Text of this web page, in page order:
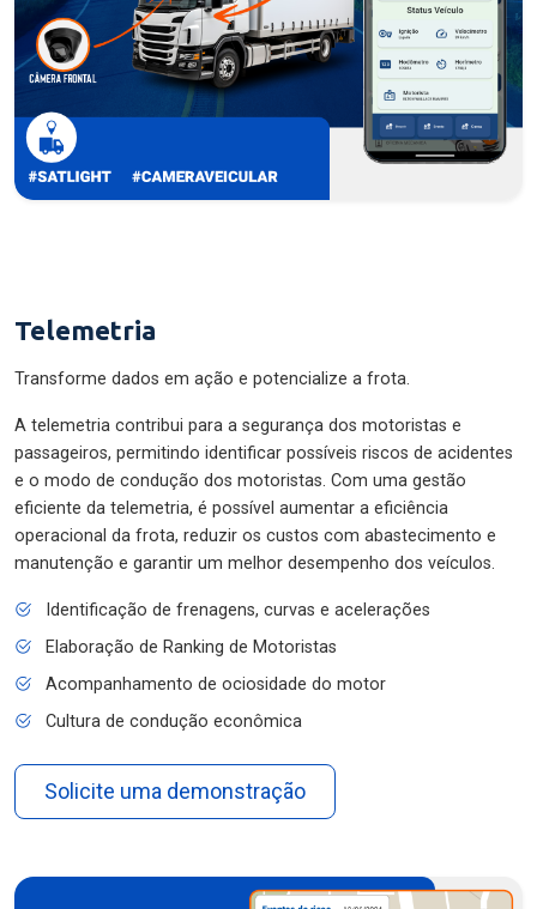
Telemetria
Transforme dados em ação e potencialize a frota.
A telemetria contribui para a segurança dos motoristas e
passageiros, permitindo identificar possíveis riscos de acidentes
e o modo de condução dos motoristas. Com uma gestão
eficiente da telemetria, é possível aumentar a eficiência
operacional da frota, reduzir os custos com abastecimento e
manutenção e garantir um melhor desempenho dos veículos.
Identificação de frenagens, curvas e acelerações
Elaboração de Ranking de Motoristas
Acompanhamento de ociosidade do motor
Cultura de condução econômica
Solicite uma demonstração